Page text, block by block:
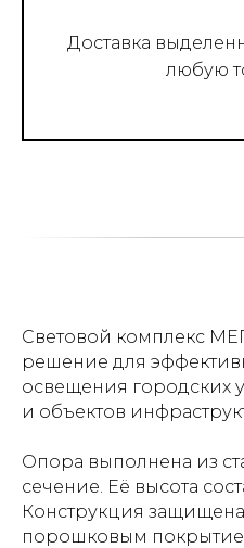
Доставка
любую
Световой комплекс
решение для
освещения городских
и объектов
Опора выполнена из
сечение. Её высота
Конструкция
порошковым